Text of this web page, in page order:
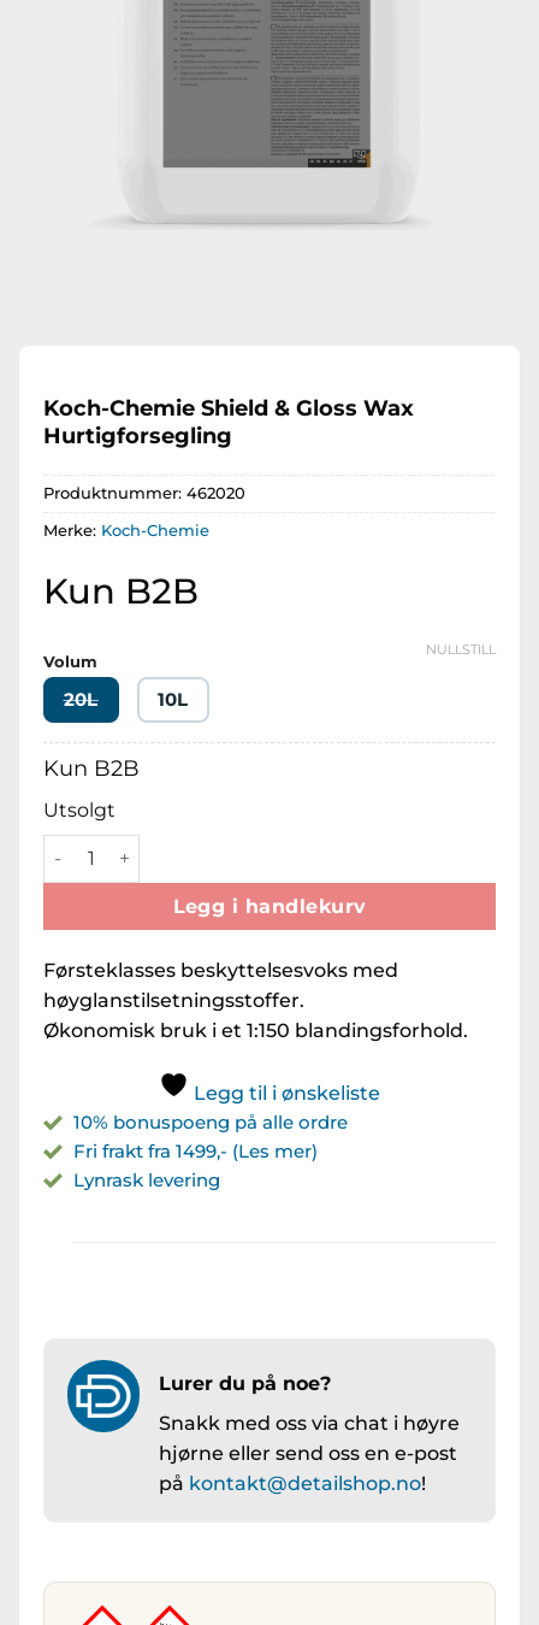
Koch-Chemie Shield & Gloss Wax
Hurtigforsegling
Produktnummer: 462020
Merke: Koch-Chemie
Kun B2B
Volum
20L 10L
NULLSTILL
Kun B2B
Utsolgt
Koch-Chemie Shield & Gloss Wax Hurtigforsegling antall
Legg i handlekurv
Førsteklasses beskyttelsesvoks med
høyglanstilsetningsstoffer.
Økonomisk bruk i et 1:150 blandingsforhold.
Legg til i ønskeliste
10% bonuspoeng på alle ordre
Fri frakt fra 1499,- (Les mer)
Lynrask levering
Lurer du på noe?
Snakk med oss via chat i høyre
hjørne eller send oss en e-post
på kontakt@detailshop.no!